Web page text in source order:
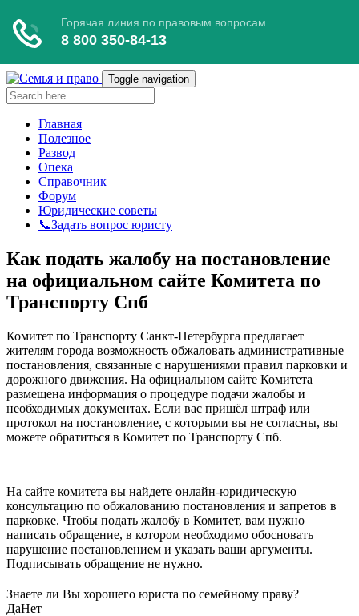
Toggle navigation
Главная
Полезное
Развод
Опека
Справочник
Форум
Юридические советы
📞Задать вопрос юристу
Как подать жалобу на постановление
на официальном сайте Комитета по
Транспорту Спб
Комитет по Транспорту Санкт-Петербурга предлагает
жителям города возможность обжаловать административные
постановления, связанные с нарушениями правил парковки и
дорожного движения. На официальном сайте Комитета
размещена информация о процедуре подачи жалобы и
необходимых документах. Если вас пришёл штраф или
протокол на постановление, с которыми вы не согласны, вы
можете обратиться в Комитет по Транспорту Спб.
На сайте комитета вы найдете онлайн-юридическую
консультацию по обжалованию постановления и запретов в
парковке. Чтобы подать жалобу в Комитет, вам нужно
написать обращение, в котором необходимо обосновать
нарушение постановлением и указать ваши аргументы.
Подписывать обращение не нужно.
Знаете ли Вы хорошего юриста по семейному праву?
ДаНет